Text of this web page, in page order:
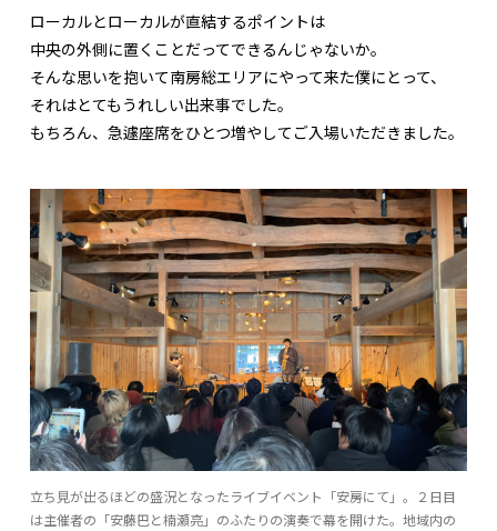
ローカルとローカルが直結するポイントは
中央の外側に置くことだってできるんじゃないか。
そんな思いを抱いて南房総エリアにやって来た僕にとって、
それはとてもうれしい出来事でした。
もちろん、急遽座席をひとつ増やしてご入場いただきました。
立ち見が出るほどの盛況となったライブイベント「安房にて」。２日目
は主催者の「安藤巴と楠瀬亮」のふたりの演奏で幕を開けた。地域内の